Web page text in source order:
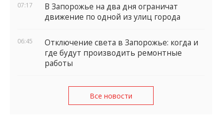
07:17
В Запорожье на два дня ограничат
движение по одной из улиц города
06:45
Отключение света в Запорожье: когда и
где будут производить ремонтные
работы
Все новости